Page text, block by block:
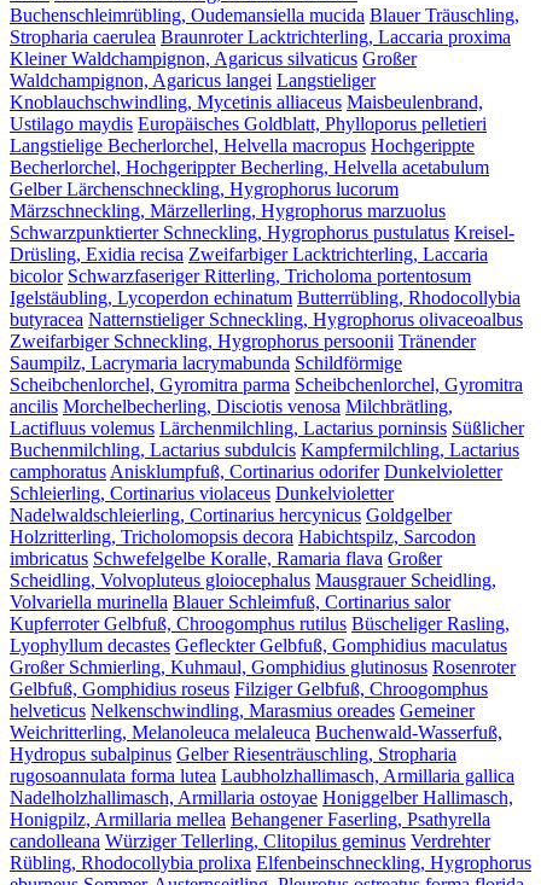
Buchenschleimrübling, Oudemansiella mucida Blauer Träuschling,
Stropharia caerulea Braunroter Lacktrichterling, Laccaria proxima
Kleiner Waldchampignon, Agaricus silvaticus Großer
Waldchampignon, Agaricus langei Langstieliger
Knoblauchschwindling, Mycetinis alliaceus Maisbeulenbrand,
Ustilago maydis Europäisches Goldblatt, Phylloporus pelletieri
Langstielige Becherlorchel, Helvella macropus Hochgerippte
Becherlorchel, Hochgerippter Becherling, Helvella acetabulum
Gelber Lärchenschneckling, Hygrophorus lucorum
Märzschneckling, Märzellerling, Hygrophorus marzuolus
Schwarzpunktierter Schneckling, Hygrophorus pustulatus Kreisel-
Drüsling, Exidia recisa Zweifarbiger Lacktrichterling, Laccaria
bicolor Schwarzfaseriger Ritterling, Tricholoma portentosum
Igelstäubling, Lycoperdon echinatum Butterrübling, Rhodocollybia
butyracea Natternstieliger Schneckling, Hygrophorus olivaceoalbus
Zweifarbiger Schneckling, Hygrophorus persoonii Tränender
Saumpilz, Lacrymaria lacrymabunda Schildförmige
Scheibchenlorchel, Gyromitra parma Scheibchenlorchel, Gyromitra
ancilis Morchelbecherling, Disciotis venosa Milchbrätling,
Lactifluus volemus Lärchenmilchling, Lactarius porninsis Süßlicher
Buchenmilchling, Lactarius subdulcis Kampfermilchling, Lactarius
camphoratusAnisklumpfuß, Cortinarius odorifer Dunkelvioletter
Schleierling, Cortinarius violaceus Dunkelvioletter
Nadelwaldschleierling, Cortinarius hercynicus Goldgelber
Holzritterling, Tricholomopsis decora Habichtspilz, Sarcodon
imbricatus Schwefelgelbe Koralle, Ramaria flava Großer
Scheidling, Volvopluteus gloiocephalus Mausgrauer Scheidling,
Volvariella murinella Blauer Schleimfuß, Cortinarius salor
Kupferroter Gelbfuß, Chroogomphus rutilus Büscheliger Rasling,
Lyophyllum decastes Gefleckter Gelbfuß, Gomphidius maculatus
Großer Schmierling, Kuhmaul, Gomphidius glutinosus Rosenroter
Gelbfuß, Gomphidius roseus Filziger Gelbfuß, Chroogomphus
helveticus Nelkenschwindling, Marasmius oreades Gemeiner
Weichritterling, Melanoleuca melaleuca Buchenwald-Wasserfuß,
Hydropus subalpinus Gelber Riesenträuschling, Stropharia
rugosoannulata forma lutea Laubholzhallimasch, Armillaria gallica
Nadelholzhallimasch, Armillaria ostoyae Honiggelber Hallimasch,
Honigpilz, Armillaria mellea Behangener Faserling, Psathyrella
candolleana Würziger Tellerling, Clitopilus geminus Verdrehter
Rübling, Rhodocollybia prolixa Elfenbeinschneckling, Hygrophorus